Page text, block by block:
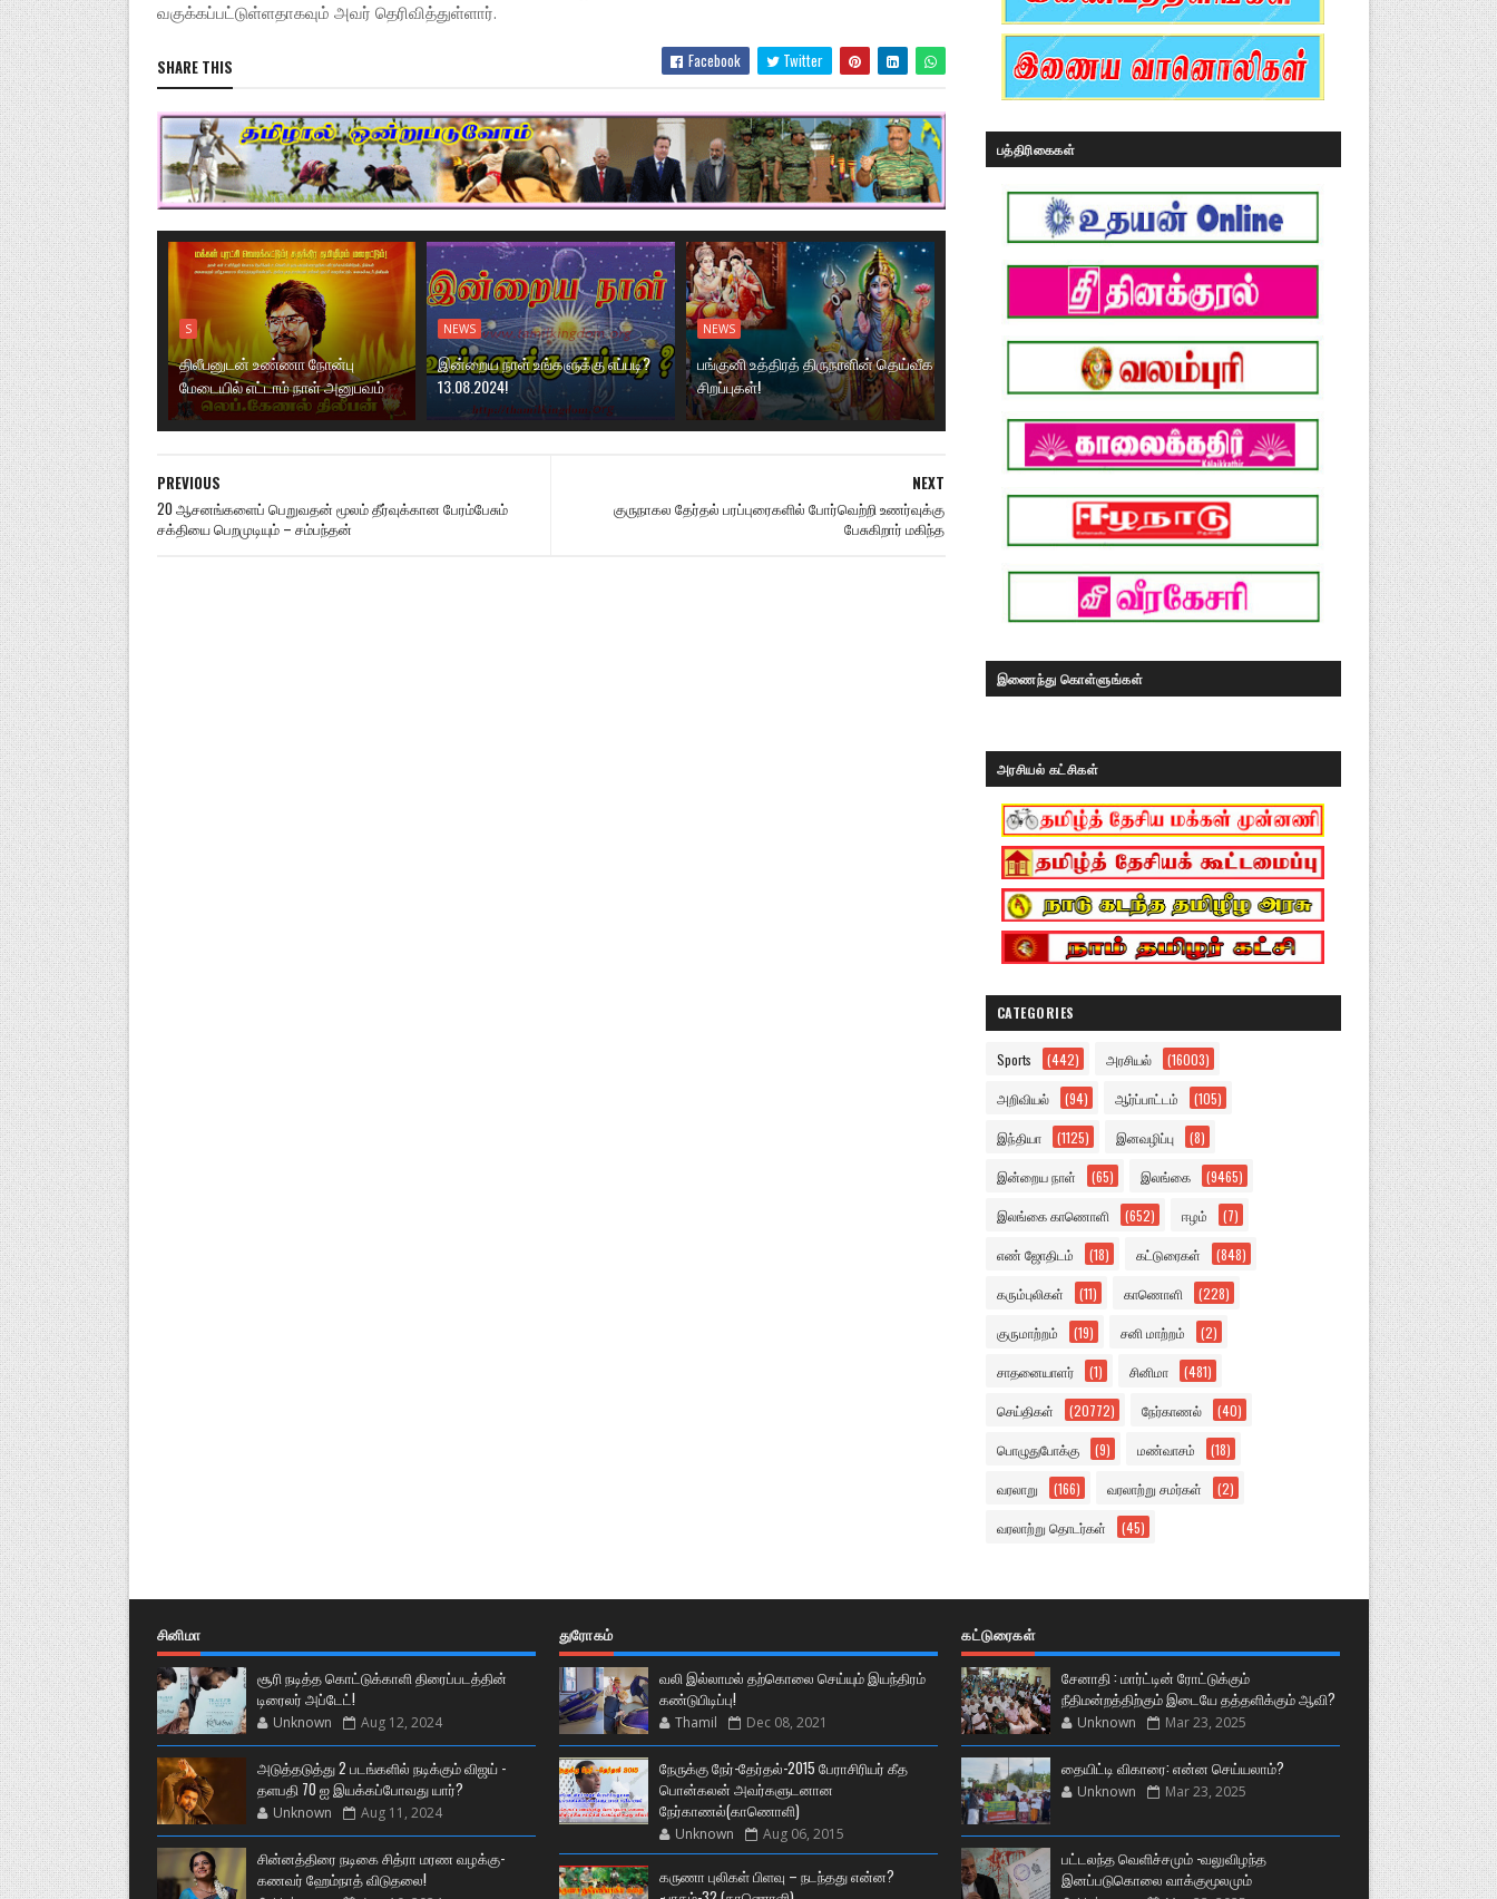
வகுக்கப்பட்டுள்ளதாகவும் அவர் தெரிவித்துள்ளார்.
SHARE THIS Facebook Twitter
S
திலீபனுடன் உண்ணா நோன்பு
மேடையில் எட்டாம் நாள் அனுபவம்
NEWS
இன்றைய நாள் உங்களுக்கு எப்படி?
13.08.2024!
NEWS
பங்குனி உத்திரத் திருநாளின் தெய்வீக
சிறப்புகள்!
NEXT
குருநாகல தேர்தல் பரப்புரைகளில் போர்வெற்றி உணர்வுக்கு
பேசுகிறார் மகிந்த
PREVIOUS
20 ஆசனங்களைப் பெறுவதன் மூலம் தீர்வுக்கான பேரம்பேசும்
சக்தியை பெறமுடியும் – சம்பந்தன்
பத்திரிகைகள்
இணைந்து கொள்ளுங்கள்
அரசியல் கட்சிகள்
CATEGORIES
Sports (442) அரசியல் (16003)
அறிவியல் (94) ஆர்ப்பாட்டம் (105)
இந்தியா (1125) இனவழிப்பு (8)
இன்றைய நாள் (65) இலங்கை (9465)
இலங்கை காணொளி (652) ஈழம் (7)
எண் ஜோதிடம் (18) கட்டுரைகள் (848)
கரும்புலிகள் (11) காணொளி (228)
குருமாற்றம் (19) சனி மாற்றம் (2)
சாதனையாளர் (1) சினிமா (481)
செய்திகள் (20772) நேர்காணல் (40)
பொழுதுபோக்கு (9) மண்வாசம் (18)
வரலாறு (166) வரலாற்று சமர்கள் (2)
வரலாற்று தொடர்கள் (45)
சினிமா
சூரி நடித்த கொட்டுக்காளி திரைப்படத்தின்
டிரைலர் அப்டேட்!
Unknown Aug 12, 2024
அடுத்தடுத்து 2 படங்களில் நடிக்கும் விஜய் -
தளபதி 70 ஐ இயக்கப்போவது யார்?
Unknown Aug 11, 2024
சின்னத்திரை நடிகை சித்ரா மரண வழக்கு-
கணவர் ஹேம்நாத் விடுதலை!
துரோகம்
வலி இல்லாமல் தற்கொலை செய்யும் இயந்திரம்
கண்டுபிடிப்பு!
Thamil Dec 08, 2021
நேருக்கு நேர்-தேர்தல்-2015 பேராசிரியர் கீத
பொன்கலன் அவர்களுடனான
நேர்காணல்(காணொளி)
Unknown Aug 06, 2015
கருணா புலிகள் பிளவு – நடந்தது என்ன?
கட்டுரைகள்
சேனாதி : மார்ட்டின் ரோட்டுக்கும்
நீதிமன்றத்திற்கும் இடையே தத்தளிக்கும் ஆவி?
Unknown Mar 23, 2025
தையிட்டி விகாரை: என்ன செய்யலாம்?
Unknown Mar 23, 2025
பட்டலந்த வெளிச்சமும் -வலுவிழந்த
இனப்படுகொலை வாக்குமூலமும்